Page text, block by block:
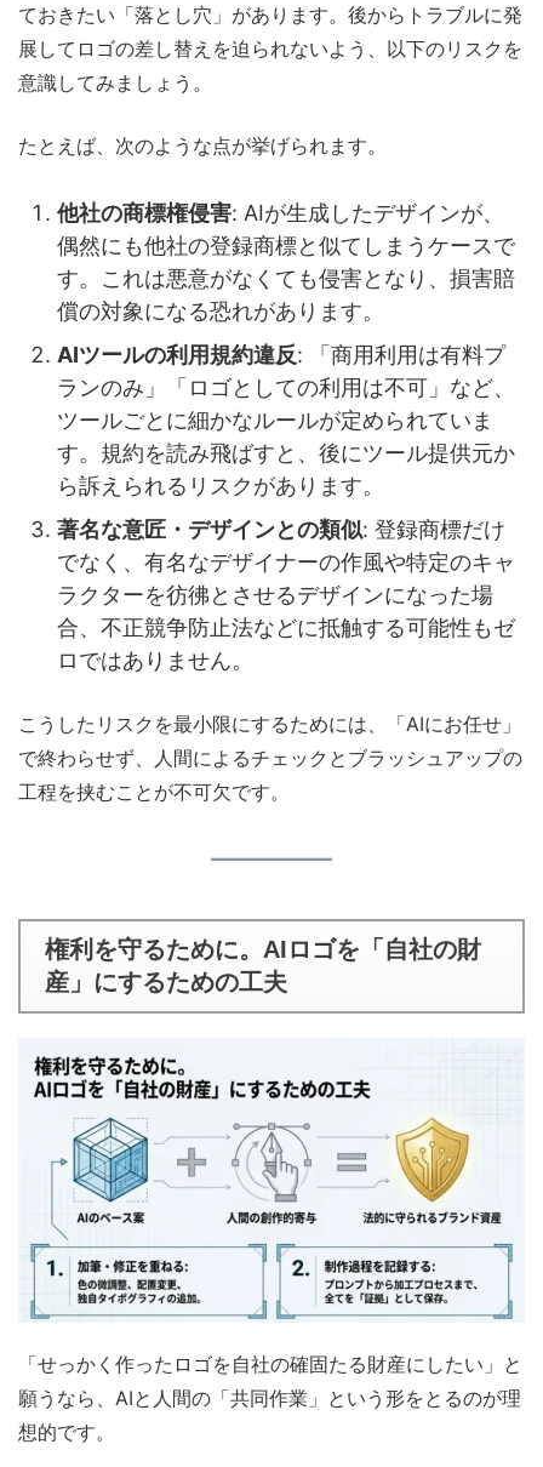
ておきたい「落とし穴」があります。後からトラブルに発
展してロゴの差し替えを迫られないよう、以下のリスクを
意識してみましょう。
たとえば、次のような点が挙げられます。
他社の商標権侵害: AIが生成したデザインが、
偶然にも他社の登録商標と似てしまうケースで
す。これは悪意がなくても侵害となり、損害賠
償の対象になる恐れがあります。
AIツールの利用規約違反: 「商用利用は有料プ
ランのみ」「ロゴとしての利用は不可」など、
ツールごとに細かなルールが定められていま
す。規約を読み飛ばすと、後にツール提供元か
ら訴えられるリスクがあります。
著名な意匠・デザインとの類似: 登録商標だけ
でなく、有名なデザイナーの作風や特定のキャ
ラクターを彷彿とさせるデザインになった場
合、不正競争防止法などに抵触する可能性もゼ
ロではありません。
こうしたリスクを最小限にするためには、「AIにお任せ」
で終わらせず、人間によるチェックとブラッシュアップの
工程を挟むことが不可欠です。
権利を守るために。AIロゴを「自社の財
産」にするための工夫
「せっかく作ったロゴを自社の確固たる財産にしたい」と
願うなら、AIと人間の「共同作業」という形をとるのが理
想的です。